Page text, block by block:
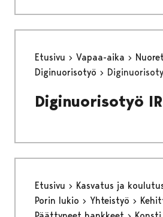
Etusivu Vapaa-aika
Nuoret
Diginuorisotyö
Diginuorisotyö
Etusivu Kasvatus ja
Porin lukio
Yhteistyö